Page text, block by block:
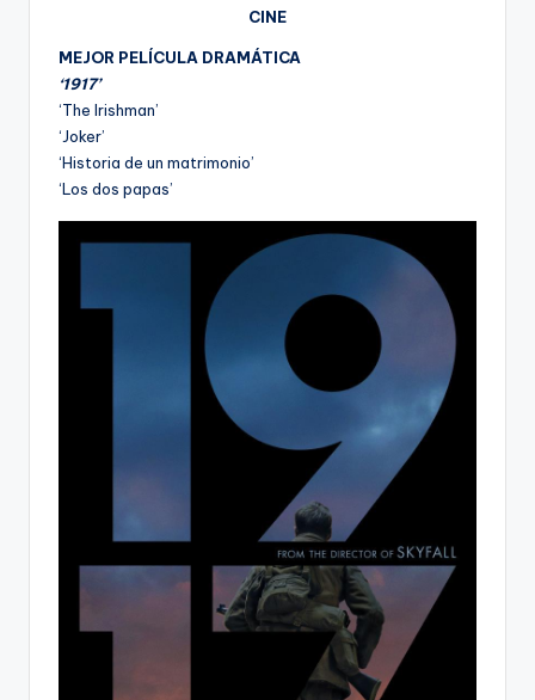
CINE
MEJOR PELÍCULA DRAMÁTICA
‘1917’
‘The Irishman’
‘Joker’
‘Historia de un matrimonio’
‘Los dos papas’